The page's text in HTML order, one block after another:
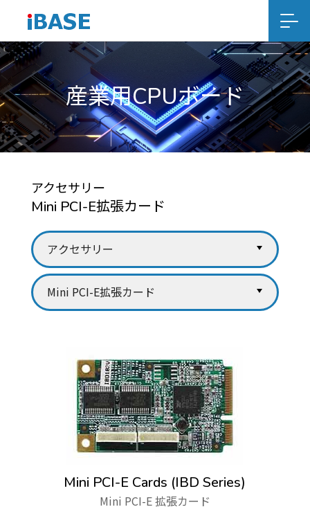
産業用CPUボード
アクセサリー
Mini PCI-E拡張カード
Mini PCI-E Cards (IBD Series)
Mini PCI-E 拡張カード